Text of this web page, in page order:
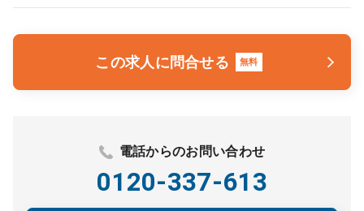
この求人に問合せる 無料
電話からのお問い合わせ
0120-337-613